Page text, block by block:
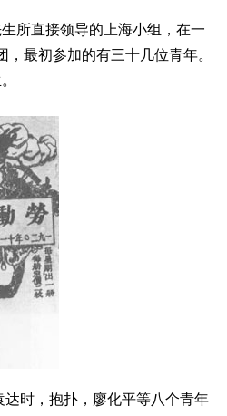
所直接领导的上海小组，在一
最初参加的有三十几位青年。
时，抱扑，廖化平等八个青年